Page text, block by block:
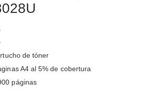
de tóner
A4 al 5% de cobertura
páginas